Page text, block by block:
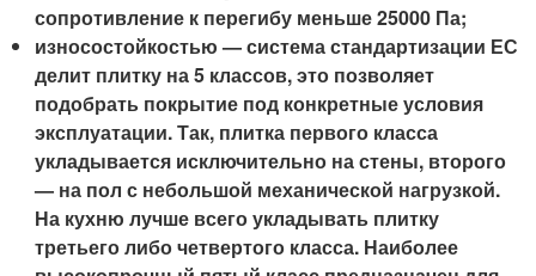
сопротивление к перегибу меньше 25000 Па;
износостойкостью — система стандартизации ЕС
делит плитку на 5 классов, это позволяет
подобрать покрытие под конкретные условия
эксплуатации. Так, плитка первого класса
укладывается исключительно на стены, второго
— на пол с небольшой механической нагрузкой.
На кухню лучше всего укладывать плитку
третьего либо четвертого класса. Наиболее